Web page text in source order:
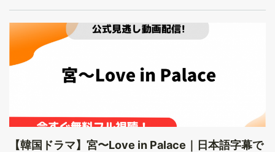
【韓国ドラマ】宮〜Love in Palace｜日本語字幕で